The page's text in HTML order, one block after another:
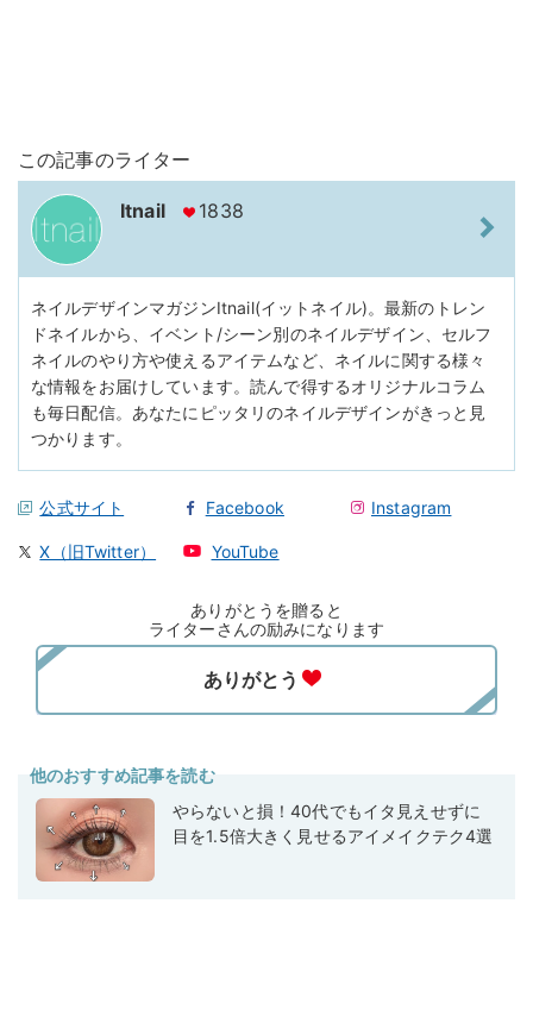
この記事のライター
Itnail 1838
ネイルデザインマガジンItnail(イットネイル)。最新のトレン
ドネイルから、イベント/シーン別のネイルデザイン、セルフ
ネイルのやり方や使えるアイテムなど、ネイルに関する様々
な情報をお届けしています。読んで得するオリジナルコラム
も毎日配信。あなたにピッタリのネイルデザインがきっと見
つかります。
公式サイト Facebook Instagram
X（旧Twitter） YouTube
ありがとうを贈ると
ライターさんの励みになります
他のおすすめ記事を読む
やらないと損！40代でもイタ見えせずに
目を1.5倍大きく見せるアイメイクテク4選